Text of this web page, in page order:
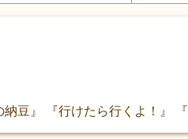
豆』 『行けたら行くよ！』